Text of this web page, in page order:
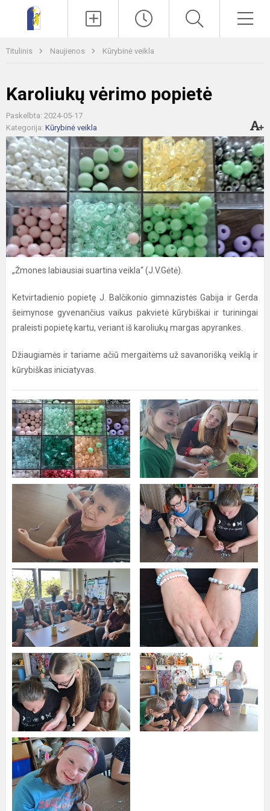
Titulinis Naujienos Kūrybinė veikla
Karoliukų vėrimo popietė
Paskelbta: 2024-05-17
Kategorija: Kūrybinė veikla
„Žmones labiausiai suartina veikla“ (J.V.Gėtė).
Ketvirtadienio popietę J. Balčikonio gimnazistės Gabija ir Gerda
šeimynose gyvenančius vaikus pakvietė kūrybiškai ir turiningai
praleisti popietę kartu, veriant iš karoliukų margas apyrankes.
Džiaugiamės ir tariame ačiū mergaitėms už savanorišką veiklą ir
kūrybiškas iniciatyvas.